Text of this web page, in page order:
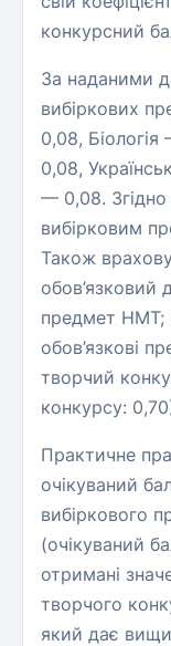
конкурсний
За наданими
вибіркових
0,08,
0,08,
— 0,08. Згідно
вибірковим
Також
обов’язковий
предмет НМТ;
обов’язкові
творчий
конкурсу:
Практичне
очікуваний
вибіркового
(очікуваний
отримані
творчого
який дає